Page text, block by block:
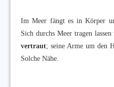
Im Meer fängt es in Körper
Sich durchs Meer tragen
vertraut; seine Arme um den
Solche Nähe.